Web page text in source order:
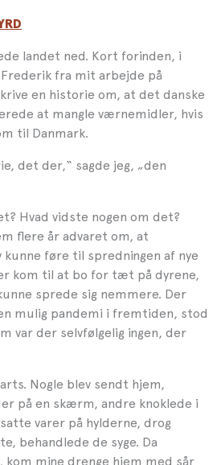
landet ned. Kort forinden, i
fra mit arbejde på
en historie om, at det danske
at mangle værnemidler, hvis
til Danmark.
det der,“ sagde jeg, „den
Hvad vidste nogen om det?
flere år advaret om, at
kunne føre til spredningen af nye
kom til at bo for tæt på dyrene,
sprede sig nemmere. Der
mulig pandemi i fremtiden, stod
var der selvfølgelig ingen, der
Nogle blev sendt hjem,
på en skærm, andre knoklede i
varer på hylderne, drog
behandlede de syge. Da
kom mine drenge hjem med sår